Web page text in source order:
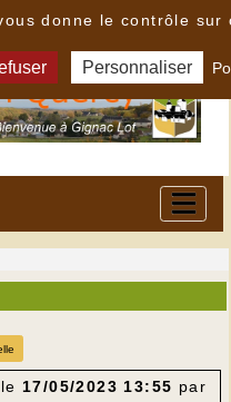
17/05/2023 13:55 par
donne le contrôle sur
Personnaliser